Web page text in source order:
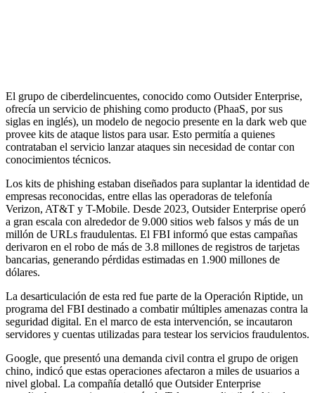
El grupo de ciberdelincuentes, conocido como Outsider Enterprise,
ofrecía un servicio de phishing como producto (PhaaS, por sus
siglas en inglés), un modelo de negocio presente en la dark web que
provee kits de ataque listos para usar. Esto permitía a quienes
contrataban el servicio lanzar ataques sin necesidad de contar con
conocimientos técnicos.
Los kits de phishing estaban diseñados para suplantar la identidad de
empresas reconocidas, entre ellas las operadoras de telefonía
Verizon, AT&T y T-Mobile. Desde 2023, Outsider Enterprise operó
a gran escala con alrededor de 9.000 sitios web falsos y más de un
millón de URLs fraudulentas. El FBI informó que estas campañas
derivaron en el robo de más de 3.8 millones de registros de tarjetas
bancarias, generando pérdidas estimadas en 1.900 millones de
dólares.
La desarticulación de esta red fue parte de la Operación Riptide, un
programa del FBI destinado a combatir múltiples amenazas contra la
seguridad digital. En el marco de esta intervención, se incautaron
servidores y cuentas utilizadas para testear los servicios fraudulentos.
Google, que presentó una demanda civil contra el grupo de origen
chino, indicó que estas operaciones afectaron a miles de usuarios a
nivel global. La compañía detalló que Outsider Enterprise